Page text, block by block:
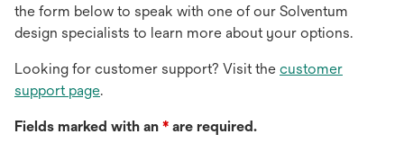
the form below to speak with one of our Solventum
design specialists to learn more about your options.
Looking for customer support? Visit the customer
support page.
Fields marked with an * are required.